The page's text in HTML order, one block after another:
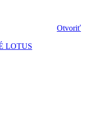
Otvoriť
LOTUS